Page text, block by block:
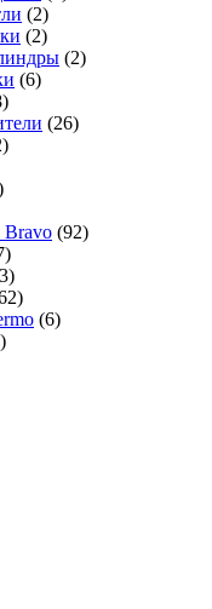
(2)
(2)
(2)
(6)
(26)
Bravo (92)
(6)